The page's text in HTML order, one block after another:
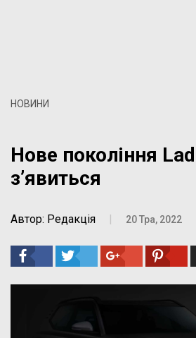
НОВИНИ
Нове покоління
з’явиться
Автор: Редакція | 20 Тра, 2022